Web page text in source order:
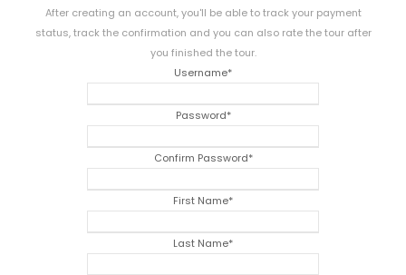
After creating an account,you'll be able to track your payment
status,track the confirmation and you can also rate the tour after
you finished the tour.
Username*
Password*
Confirm Password*
First Name*
Last Name*